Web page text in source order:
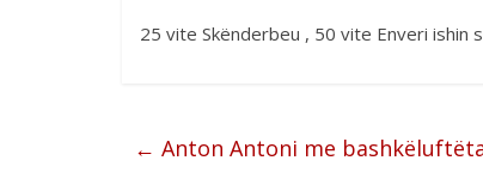
25 vite Skënderbeu , 50 vite Enveri
← Anton Antoni me